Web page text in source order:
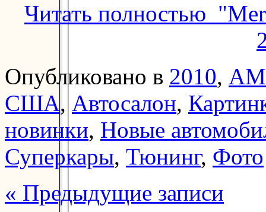
Читать полностью
Опубликовано в 2010,
США, Автосалон,
новинки, Новые
Суперкары, Тюнинг, Фото
« Предыдущие записи